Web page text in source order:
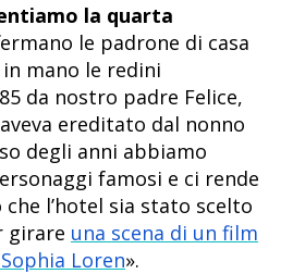
la quarta
le padrone di casa
mano le redini
da nostro padre Felice,
ereditato dal nonno
degli anni abbiamo
famosi e ci rende
l’hotel sia stato scelto
girare una scena di un film
Loren».